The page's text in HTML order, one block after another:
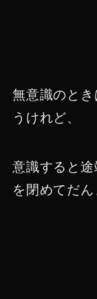
無意識のと
うけれど、
意識すると
を閉めてだ